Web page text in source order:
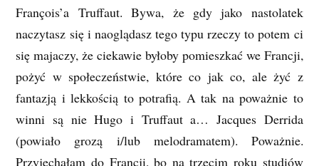
François’a Truffaut. Bywa, że gdy jako nastolatek
naczytasz się i naoglądasz tego typu rzeczy to potem ci
się majaczy, że ciekawie byłoby pomieszkać we Francji,
pożyć w społeczeństwie, które co jak co, ale żyć z
fantazją i lekkością to potrafią. A tak na poważnie to
winni są nie Hugo i Truffaut a… Jacques Derrida
(powiało grozą i/lub melodramatem). Poważnie.
Przyjechałam do Francji, bo na trzecim roku studiów